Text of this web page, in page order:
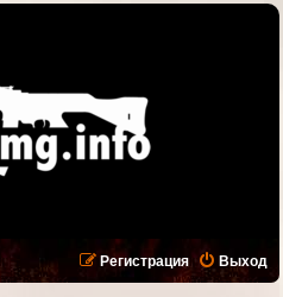
Выход
Регистрация